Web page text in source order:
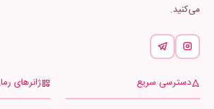
می‌کنید.
دسترسی سریع ژانرهای